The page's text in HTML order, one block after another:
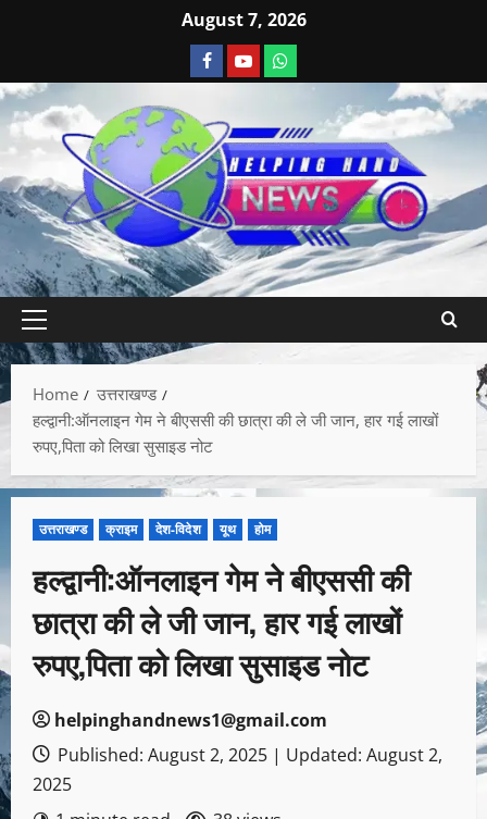
August 7, 2026
Home
उत्तराखण्ड
हल्द्वानी:ऑनलाइन गेम ने बीएससी की छात्रा की ले जी जान, हार गई लाखों
रुपए,पिता को लिखा सुसाइड नोट
उत्तराखण्ड क्राइम देश-विदेश यूथ होम
हल्द्वानी:ऑनलाइन गेम ने बीएससी की
छात्रा की ले जी जान, हार गई लाखों
रुपए,पिता को लिखा सुसाइड नोट
helpinghandnews1@gmail.com
Published: August 2, 2025 | Updated: August 2,
2025